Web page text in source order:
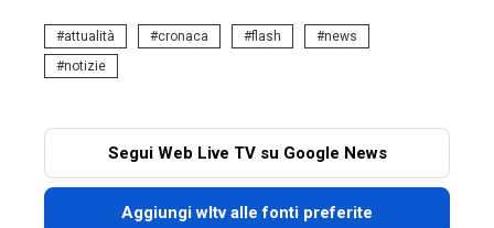
attualità cronaca flash
news
notizie
Segui Web Live TV su Google News
Aggiungi wltv alle fonti preferite